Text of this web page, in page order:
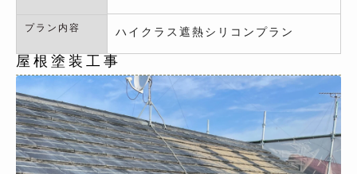
プラン内容 ハイクラス遮熱シリコンプラン
屋根塗装工事